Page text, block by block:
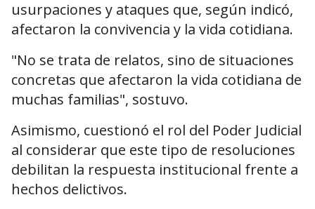
usurpaciones y ataques que, según indicó,
afectaron la convivencia y la vida cotidiana.
"No se trata de relatos, sino de situaciones
concretas que afectaron la vida cotidiana de
muchas familias", sostuvo.
Asimismo, cuestionó el rol del Poder Judicial
al considerar que este tipo de resoluciones
debilitan la respuesta institucional frente a
hechos delictivos.